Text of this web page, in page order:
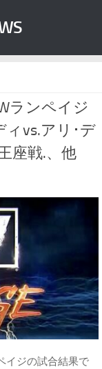
ランペイジ
ィvs.アリ･デ
座戦.、他
イジの試合結果で